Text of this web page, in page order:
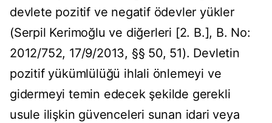
devlete pozitif ve negatif ödevler yükler
(Serpil Kerimoğlu ve diğerleri [2. B.], B. No:
2012/752, 17/9/2013, §§ 50, 51). Devletin
pozitif yükümlülüğü ihlali önlemeyi ve
gidermeyi temin edecek şekilde gerekli
usule ilişkin güvenceleri sunan idari veya